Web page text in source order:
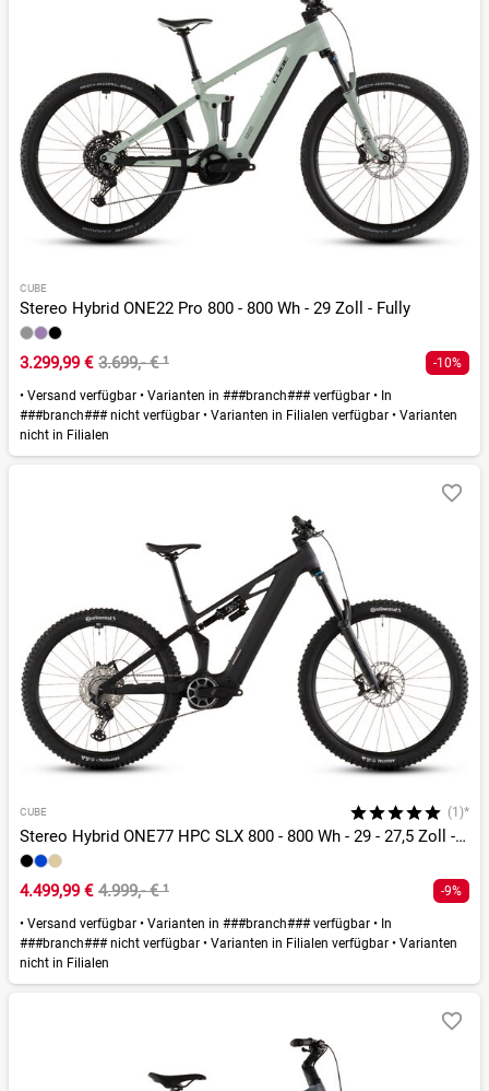
CUBE
Stereo Hybrid ONE22 Pro 800 - 800 Wh - 29 Zoll - Fully
3.299,99 € 3.699,- €¹ -10%
• Versand verfügbar • Varianten in ###branch### verfügbar • In
###branch### nicht verfügbar • Varianten in Filialen verfügbar • Varianten
nicht in Filialen
CUBE (1)*
Stereo Hybrid ONE77 HPC SLX 800 - 800 Wh - 29 - 27,5 Zoll - Fully
4.499,99 € 4.999,- €¹ -9%
• Versand verfügbar • Varianten in ###branch### verfügbar • In
###branch### nicht verfügbar • Varianten in Filialen verfügbar • Varianten
nicht in Filialen